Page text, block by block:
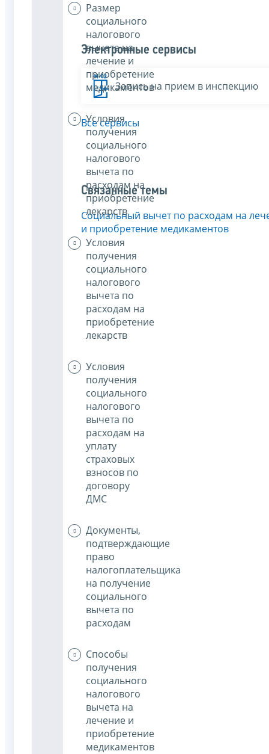
Размер
социального
налогового
вычета на
лечение и
приобретение
медикаментов
Условия
получения
социального
налогового
вычета по
расходам на
приобретение
лекарств
Условия
получения
социального
налогового
вычета по
расходам на
приобретение
лекарств
Условия
получения
социального
налогового
вычета по
расходам на
уплату
страховых
взносов по
договору
ДМС
Документы,
подтверждающие
право
налогоплательщика
на получение
социального
вычета по
расходам
Способы
получения
социального
налогового
вычета на
лечение и
приобретение
медикаментов
Электронные сервисы
Запись на прием в инспекцию
Все сервисы
Связанные темы
Социальный вычет по расходам на
и приобретение медикаментов